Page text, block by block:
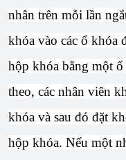
nhân trên mỗi lần
khóa vào các ổ khóa
hộp khóa bằng một
theo, các nhân viên
khóa và sau đó đặt
hộp khóa. Nếu một